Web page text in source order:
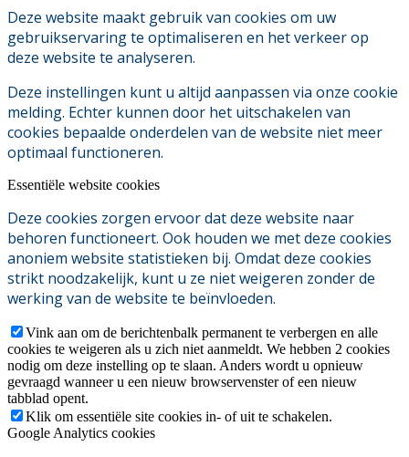
Deze website maakt gebruik van cookies om uw
gebruikservaring te optimaliseren en het verkeer op
deze website te analyseren.
Deze instellingen kunt u altijd aanpassen via onze cookie
melding. Echter kunnen door het uitschakelen van
cookies bepaalde onderdelen van de website niet meer
optimaal functioneren.
Essentiële website cookies
Deze cookies zorgen ervoor dat deze website naar
behoren functioneert. Ook houden we met deze cookies
anoniem website statistieken bij. Omdat deze cookies
strikt noodzakelijk, kunt u ze niet weigeren zonder de
werking van de website te beïnvloeden.
Vink aan om de berichtenbalk permanent te verbergen en alle
cookies te weigeren als u zich niet aanmeldt. We hebben 2 cookies
nodig om deze instelling op te slaan. Anders wordt u opnieuw
gevraagd wanneer u een nieuw browservenster of een nieuw
tabblad opent.
Klik om essentiële site cookies in- of uit te schakelen.
Google Analytics cookies